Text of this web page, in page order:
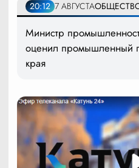
20:12 7 АВГУСТА
Министр
оценил промышленный
края